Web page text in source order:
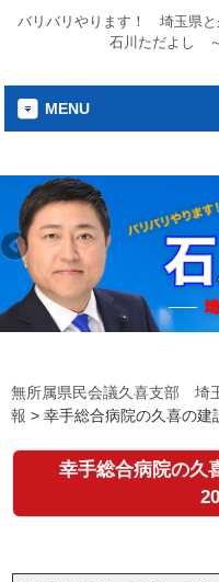
バリバリやります！ 埼玉県
石川ただよし
MENU
無所属県民会議久喜支部 埼
報 > 幸手総合病院の久喜の建
幸手総合病院の久